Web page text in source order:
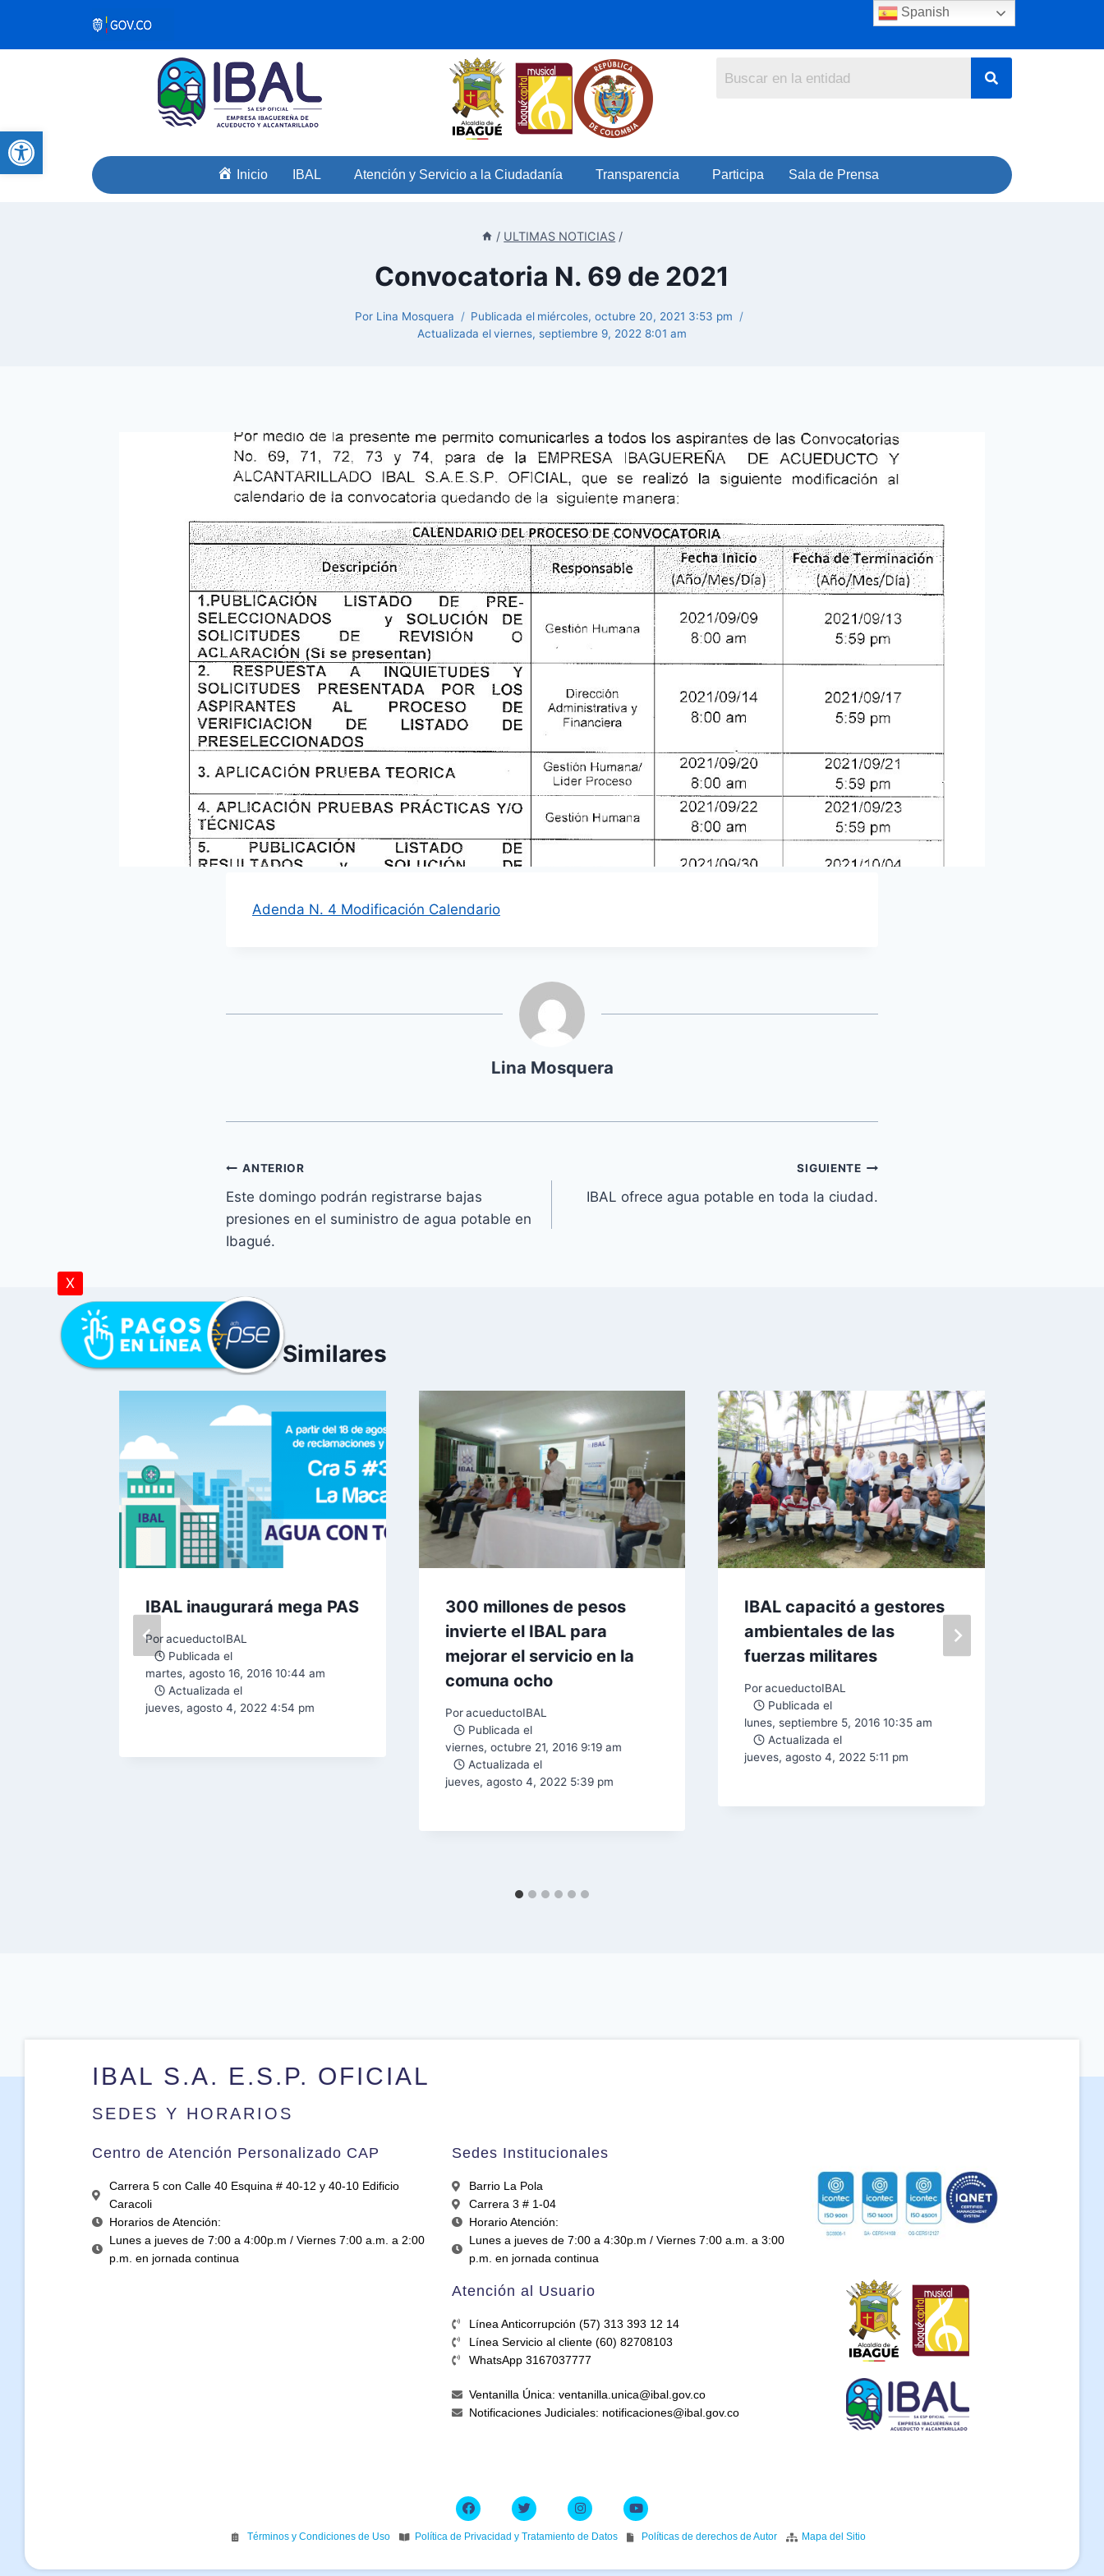
Abrir barra de herramientas
Inicio IBAL Atención y Servicio a la Ciudadanía Transparencia Participa Sala de Prensa
/ ULTIMAS NOTICIAS /
Convocatoria N. 69 de 2021
Por Lina Mosquera Publicada el miércoles, octubre 20, 2021 3:53 pm
Actualizada elviernes, septiembre 9, 2022 8:01 am
Adenda N. 4 Modificación Calendario
Lina Mosquera
ANTERIOR
Este domingo podrán registrarse bajas
presiones en el suministro de agua potable en
Ibagué.
SIGUIENTE
IBAL ofrece agua potable en toda la ciudad.
Publicaciones Similares
IBAL inaugurará mega PAS
PoracueductoIBAL
Publicada el
martes, agosto 16, 2016 10:44 am
Actualizada el
jueves, agosto 4, 2022 4:54 pm
300 millones de pesos
invierte el IBAL para
mejorar el servicio en la
comuna ocho
Por acueductoIBAL
Publicada el
viernes, octubre 21, 2016 9:19 am
Actualizada el
jueves, agosto 4, 2022 5:39 pm
IBAL capacitó a gestores
ambientales de las
fuerzas militares
Por acueductoIBAL
Publicada el
lunes, septiembre 5, 2016 10:35 am
Actualizada el
jueves, agosto 4, 2022 5:11 pm
IBAL S.A. E.S.P. OFICIAL
SEDES Y HORARIOS
Centro de Atención Personalizado CAP
Carrera 5 con Calle 40 Esquina # 40-12 y 40-10 Edificio
Caracoli
Horarios de Atención:
Lunes a jueves de 7:00 a 4:00p.m / Viernes 7:00 a.m. a 2:00
p.m. en jornada continua
Sedes Institucionales
Barrio La Pola
Carrera 3 # 1-04
Horario Atención:
Lunes a jueves de 7:00 a 4:30p.m / Viernes 7:00 a.m. a 3:00
p.m. en jornada continua
Atención al Usuario
Línea Anticorrupción (57) 313 393 12 14
Línea Servicio al cliente (60) 82708103
WhatsApp 3167037777
Ventanilla Única: ventanilla.unica@ibal.gov.co
Notificaciones Judiciales: notificaciones@ibal.gov.co
Términos y Condiciones de Uso Política de Privacidad y Tratamiento de Datos Políticas de derechos de Autor Mapa del Sitio
Spanish
X